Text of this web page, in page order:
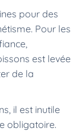
pour des
Pour les
est levée
de la
il est inutile
obligatoire.